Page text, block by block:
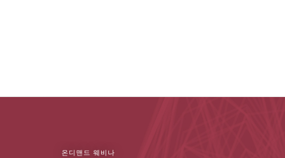
소스sub-navigation for 계획 및 가격
온디맨드 웨비나